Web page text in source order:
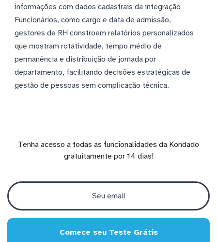
informações com dados cadastrais da integração
Funcionários, como cargo e data de admissão,
gestores de RH constroem relatórios personalizados
que mostram rotatividade, tempo médio de
permanência e distribuição de jornada por
departamento, facilitando decisões estratégicas de
gestão de pessoas sem complicação técnica.
Tenha acesso a todas as funcionalidades da Kondado
gratuitamente por 14 dias!
Comece seu Teste Grátis